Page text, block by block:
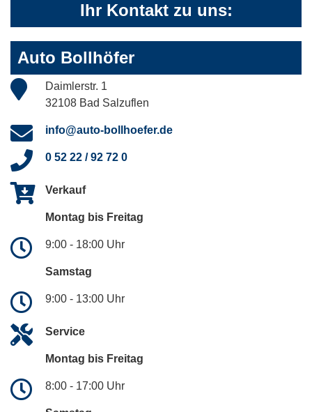
Ihr Kontakt zu uns:
Auto Bollhöfer
Daimlerstr. 1
32108 Bad Salzuflen
info@auto-bollhoefer.de
0 52 22 / 92 72 0
Verkauf
Montag bis Freitag
9:00 - 18:00 Uhr
Samstag
9:00 - 13:00 Uhr
Service
Montag bis Freitag
8:00 - 17:00 Uhr